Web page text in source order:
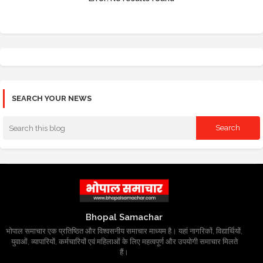
SEARCH YOUR NEWS
Bhopal Samachar
भोपाल समाचार एक प्रतिष्ठित और विश्वसनीय समाचार माध्यम है। यहां नागरिकों, विद्यार्थियों,
युवाओं, व्यापारियों, कर्मचारियों एवं महिलाओं के लिए महत्वपूर्ण और उपयोगी समाचार मिलते
हैं।